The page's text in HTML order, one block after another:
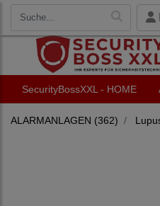
SecurityBossXXL - HOME
ALARMANLAGEN (362)